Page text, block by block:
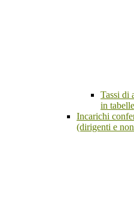
Tassi di
in
Incarichi
(dirigenti e